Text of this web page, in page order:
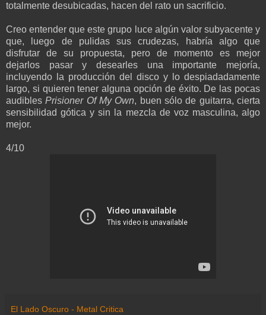
totalmente desubicadas, hacen del rato un sacrificio.
Creo entender que este grupo luce algún valor subyacente y
que, luego de pulidas sus crudezas, habría algo que
disfrutar de su propuesta, pero de momento es mejor
dejarlos pasar y desearles una importante mejoría,
incluyendo la producción del disco y lo despiadadamente
largo, si quieren tener alguna opción de éxito. De las pocas
audiblesPrisioner Of My Own, buen sólo de guitarra, cierta
sensibilidad gótica y sin la mezcla de voz masculina, algo
mejor.
4/10
El Lado Oscuro - Metal Critica